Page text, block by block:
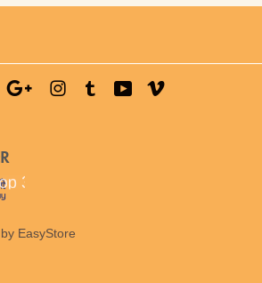
Google Instagram
Tumblr YouTube
EasyStore